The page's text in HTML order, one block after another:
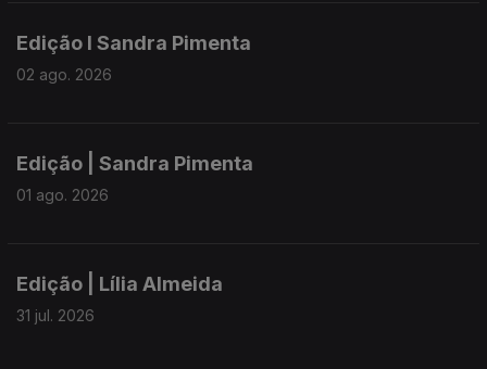
Edição I Sandra Pimenta
02 ago. 2026
Edição | Sandra Pimenta
01 ago. 2026
Edição | Lília Almeida
31 jul. 2026